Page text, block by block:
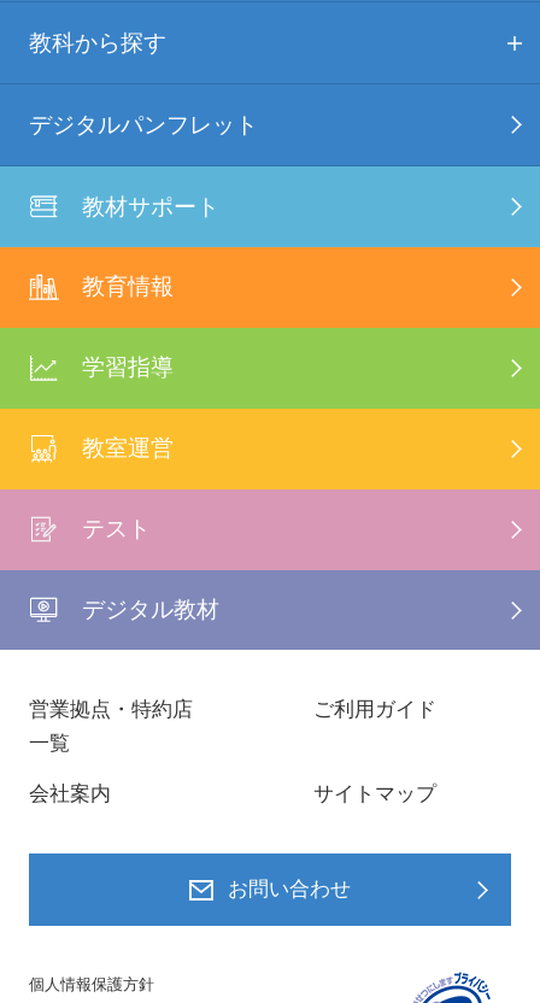
教科から探す
デジタルパンフレット
教材サポート
教育情報
学習指導
教室運営
テスト
デジタル教材
営業拠点・特約店
一覧
ご利用ガイド
会社案内 サイトマップ
お問い合わせ
個人情報保護方針